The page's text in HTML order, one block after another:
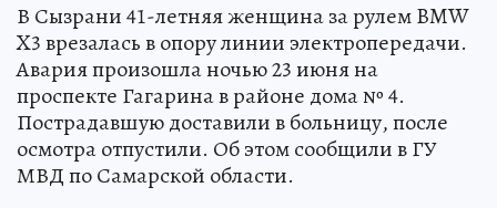
В Сызрани 41-летняя женщина за рулем BMW
X3 врезалась в опору линии электропередачи.
Авария произошла ночью 23 июня на
проспекте Гагарина в районе дома № 4.
Пострадавшую доставили в больницу, после
осмотра отпустили. Об этом сообщили в ГУ
МВД по Самарской области.